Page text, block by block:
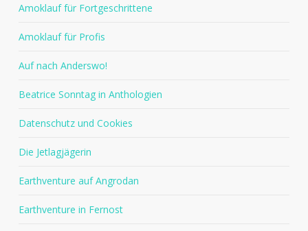
Amoklauf für Fortgeschrittene
Amoklauf für Profis
Auf nach Anderswo!
Beatrice Sonntag in Anthologien
Datenschutz und Cookies
Die Jetlagjägerin
Earthventure auf Angrodan
Earthventure in Fernost